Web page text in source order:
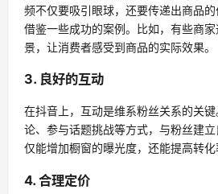
频不仅要吸引眼球，还要传递出商品
借鉴一些成功的案例。比如，有些商
景，让消费者感受到商品的实际效果。
3. 良好的互动
在抖音上，互动是维系粉丝关系的关
论、参与话题挑战等方式，与粉丝建
仅能增加橱窗的曝光度，还能提高转化
4. 合理定价